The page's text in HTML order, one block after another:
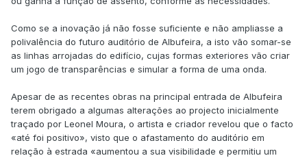
Como se a inovação já não fosse suficiente e não ampliasse a
polivalência do futuro auditório de Albufeira, a isto vão somar-se
as linhas arrojadas do edifício, cujas formas exteriores vão criar
um jogo de transparências e simular a forma de uma onda.
Apesar de as recentes obras na principal entrada de Albufeira
terem obrigado a algumas alterações ao projecto inicialmente
traçado por Leonel Moura, o artista e criador revelou que o facto
«até foi positivo», visto que o afastamento do auditório em
relação à estrada «aumentou a sua visibilidade e permitiu um